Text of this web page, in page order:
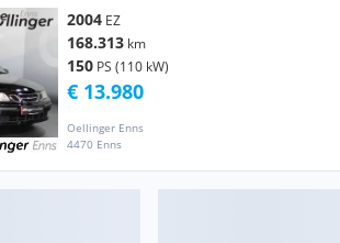
2004 EZ
168.313 km
150 PS (110 kW)
Oellinger Enns
4470 Enns
€ 13.980